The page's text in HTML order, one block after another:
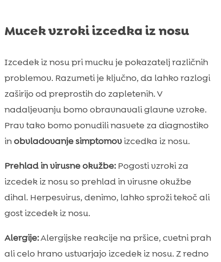
Mucek vzroki izcedka iz nosu
Izcedek iz nosu pri mucku je pokazatelj različnih
problemov. Razumeti je ključno, da lahko razlogi
zaširijo od preprostih do zapletenih. V
nadaljevanju bomo obravnavali glavne vzroke.
Prav tako bomo ponudili nasvete za diagnostiko
inobvladovanje simptomovizcedka iz nosu.
Prehlad in virusne okužbe:Pogosti vzroki za
izcedek iz nosu so prehlad in virusne okužbe
dihal. Herpesvirus, denimo, lahko sproži tekoč ali
gost izcedek iz nosu.
Alergije:Alergijske reakcije na pršice, cvetni prah
ali celo hrano ustvarjajo izcedek iz nosu. Z redno